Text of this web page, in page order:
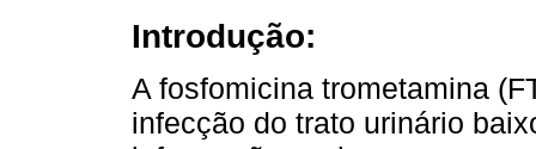
Introdução:
A fosfomicina trometamina
infecção do trato urinário